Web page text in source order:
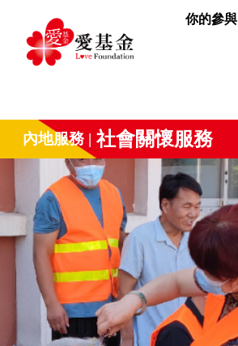
你的參與
內地服務 社會關懷服務